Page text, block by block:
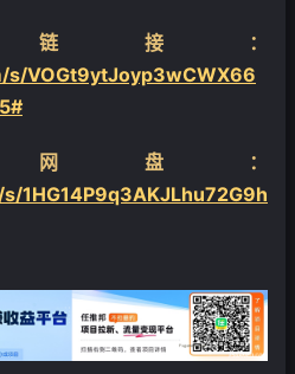
接：
VOGt9ytJoyp3wCWX66
盘：
1HG14P9q3AKJLhu72G9h